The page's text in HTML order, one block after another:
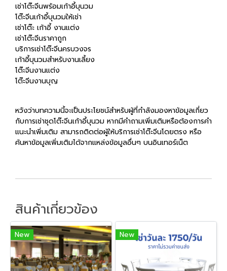
เช่าโต๊ะจีนพร้อมเก้าอี้บุนวม
โต๊ะจีนเก้าอี้บุนวมให้เช่า
เช่าโต๊ะ เก้าอี้ งานแต่ง
เช่าโต๊ะจีนราคาถูก
บริการเช่าโต๊ะจีนครบวงจร
เก้าอี้บุนวมสำหรับงานเลี้ยง
โต๊ะจีนงานแต่ง
โต๊ะจีนงานบุญ
หวังว่าบทความนี้จะเป็นประโยชน์สำหรับผู้ที่กำลังมองหาข้อมูลเกี่ยว
กับการเช่าชุดโต๊ะจีนเก้าอี้บุนวม หากมีคำถามเพิ่มเติมหรือต้องการคำ
แนะนำเพิ่มเติม สามารถติดต่อผู้ให้บริการเช่าโต๊ะจีนโดยตรง หรือ
ค้นหาข้อมูลเพิ่มเติมได้จากแหล่งข้อมูลอื่นๆ บนอินเทอร์เน็ต
สินค้าเกี่ยวข้อง
New New